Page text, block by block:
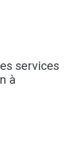
services
à